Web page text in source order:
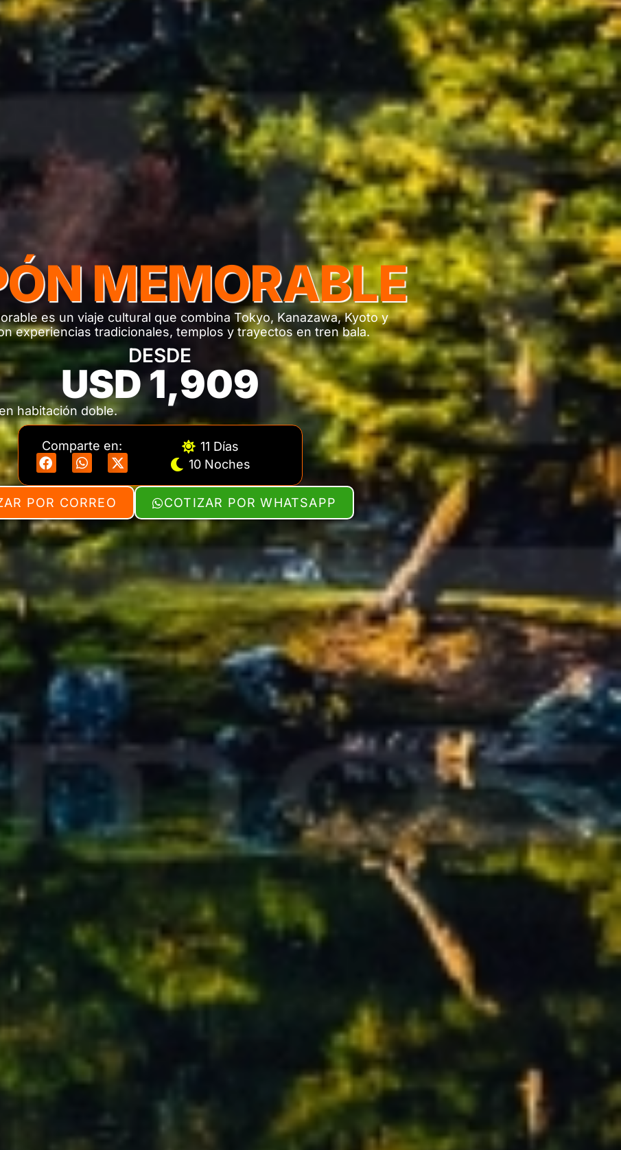
MEMORABLE
es un viaje cultural que combina Tokyo, Kanazawa, Kyoto y
experiencias tradicionales, templos y trayectos en tren bala.
DESDE
USD 1,909
habitación doble.
Comparte en:
11 Días
10 Noches
POR CORREO COTIZAR POR WHATSAPP